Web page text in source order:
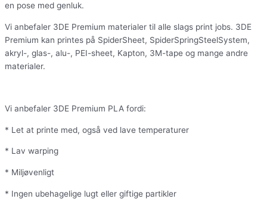
en pose med genluk.
Vi anbefaler 3DE Premium materialer til alle slags print jobs. 3DE
Premium kan printes på SpiderSheet, SpiderSpringSteelSystem,
akryl-, glas-, alu-, PEI-sheet, Kapton, 3M-tape og mange andre
materialer.
Vi anbefaler 3DE Premium PLA fordi:
* Let at printe med, også ved lave temperaturer
* Lav warping
* Miljøvenligt
* Ingen ubehagelige lugt eller giftige partikler